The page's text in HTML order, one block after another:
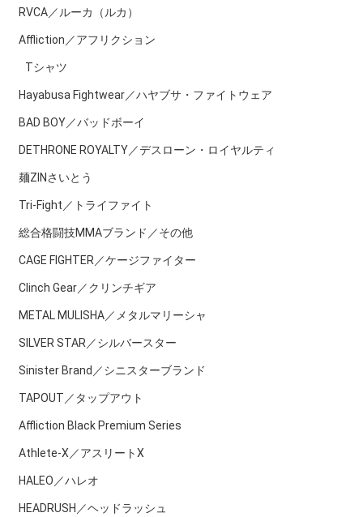
RVCA／ルーカ（ルカ）
Affliction／アフリクション
Tシャツ
Hayabusa Fightwear／ハヤブサ・ファイトウェア
BAD BOY／バッドボーイ
DETHRONE ROYALTY／デスローン・ロイヤルティ
麺ZINさいとう
Tri-Fight／トライファイト
総合格闘技MMAブランド／その他
CAGE FIGHTER／ケージファイター
Clinch Gear／クリンチギア
METAL MULISHA／メタルマリーシャ
SILVER STAR／シルバースター
Sinister Brand／シニスターブランド
TAPOUT／タップアウト
Affliction Black Premium Series
Athlete-X／アスリートX
HALEO／ハレオ
HEADRUSH／ヘッドラッシュ